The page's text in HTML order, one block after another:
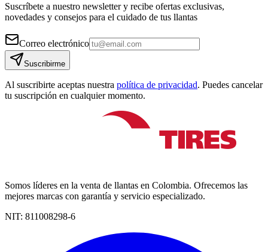
Suscríbete a nuestro newsletter y recibe ofertas exclusivas,
novedades y consejos para el cuidado de tus llantas
Correo electrónico
Suscribirme
Al suscribirte aceptas nuestra política de privacidad. Puedes cancelar
tu suscripción en cualquier momento.
Somos líderes en la venta de llantas en Colombia. Ofrecemos las
mejores marcas con garantía y servicio especializado.
NIT: 811008298-6